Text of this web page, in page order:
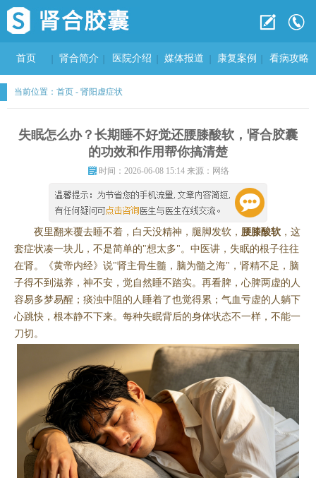
首页 肾合简介 医院介绍 媒体报道 康复案例 看病攻略
当前位置： 首页 - 肾阳虚症状
失眠怎么办？长期睡不好觉还腰膝酸软，肾合胶囊
的功效和作用帮你搞清楚
时间：2026-06-08 15:14 来源：网络
夜里翻来覆去睡不着，白天没精神，腿脚发软， 腰膝酸软 ，这
套症状凑一块儿，不是简单的"想太多"。中医讲，失眠的根子往往
在肾。《黄帝内经》说"肾主骨生髓，脑为髓之海"，肾精不足，脑
子得不到滋养，神不安，觉自然睡不踏实。再看脾，心脾两虚的人
容易多梦易醒；痰浊中阻的人睡着了也觉得累；气血亏虚的人躺下
心跳快，根本静不下来。每种失眠背后的身体状态不一样，不能一
刀切。